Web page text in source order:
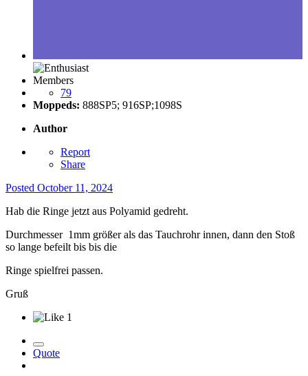
Members
79
Moppeds: 888SP5; 916SP;1098S
Author
Report
Share
Posted October 11, 2024
Hab die Ringe jetzt aus Polyamid gedreht.
Durchmesser 1mm größer als das Tauchrohr innen, dann den Stoß
so lange befeilt bis bis die
Ringe spielfrei passen.
Gruß
1
Quote